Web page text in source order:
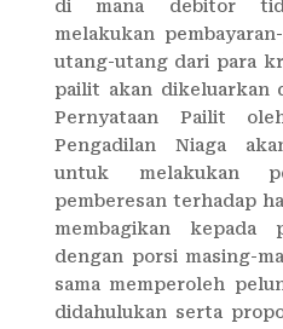
di mana debitor
melakukan
utang-utang dari para
pailit akan dikeluarkan
Pernyataan Pailit
Pengadilan Niaga
untuk melakukan
pemberesan terhadap
membagikan kepada
dengan porsi masing-
sama memperoleh
didahulukan serta